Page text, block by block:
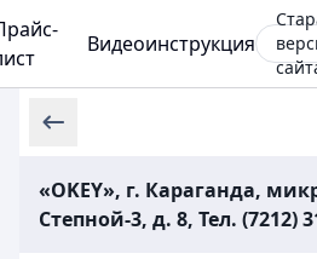
Видеоинструкция
«OKEY», г. Караганда,
Степной-3, д. 8, Тел. (7212)